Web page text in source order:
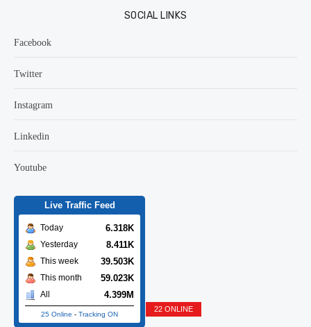
SOCIAL LINKS
Facebook
Twitter
Instagram
Linkedin
Youtube
Live Traffic Feed
Today 6.318K
Yesterday 8.411K
This week 39.503K
This month 59.023K
All 4.399M
25 Online - Tracking ON
22 ONLINE